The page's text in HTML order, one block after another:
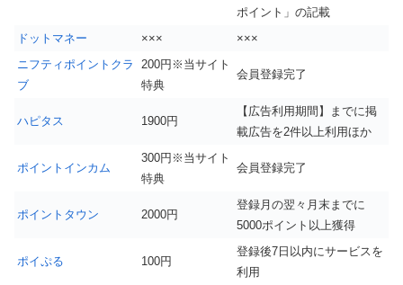
ポイント」の記載
ドットマネー
×××
×××
ニフティポイントクラ
ブ
200円※当サイト
特典
会員登録完了
ハピタス 1900円
【広告利用期間】までに掲
載広告を2件以上利用ほか
ポイントインカム
300円※当サイト
特典
会員登録完了
ポイントタウン 2000円
登録月の翌々月末までに
5000ポイント以上獲得
ポイぷる 100円
登録後7日以内にサービスを
利用